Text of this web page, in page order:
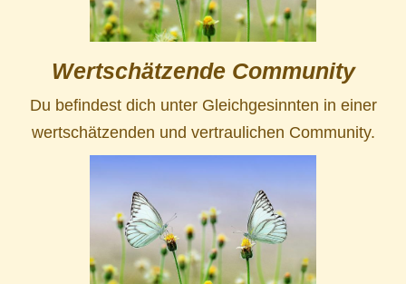
Wertschätzende Community
Du befindest dich unter Gleichgesinnten in einer
wertschätzenden und vertraulichen Community.